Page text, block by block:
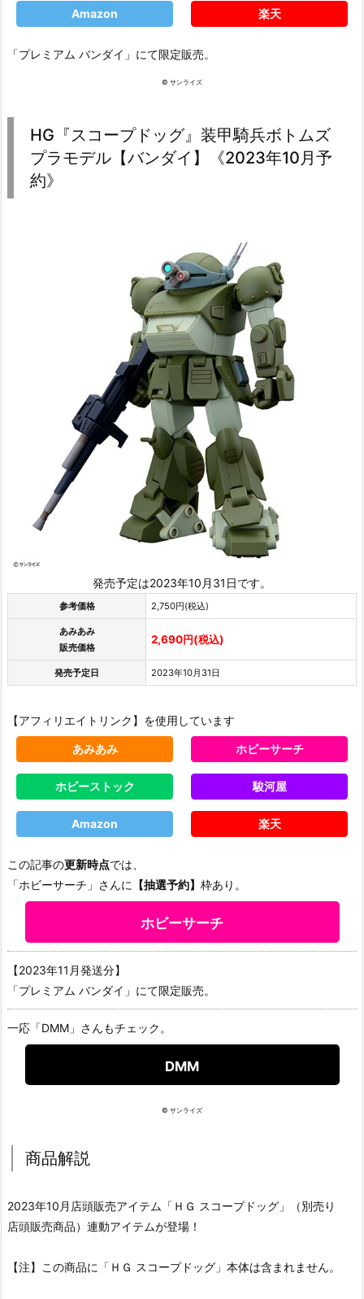
Amazon 楽天
「プレミアム バンダイ」にて限定販売。
© サンライズ
HG『スコープドッグ』装甲騎兵ボトムズ
プラモデル【バンダイ】《2023年10月予
約》
発売予定は2023年10月31日です。
参考価格 2,750円(税込)
あみあみ
販売価格
2,690円(税込)
発売予定日 2023年10月31日
【アフィリエイトリンク】を使用しています
あみあみ ホビーサーチ
ホビーストック 駿河屋
Amazon 楽天
この記事の更新時点では、
「ホビーサーチ」さんに
【抽選予約】 枠あり。
ホビーサーチ
【2023年11月発送分】
「プレミアム バンダイ」にて限定販売。
一応「DMM」さんもチェック。
DMM
© サンライズ
商品解説
2023年10月店頭販売アイテム「ＨＧ スコープドッグ」（別売り
店頭販売商品）連動アイテムが登場！
【注】この商品に「ＨＧ スコープドッグ」本体は含まれません。